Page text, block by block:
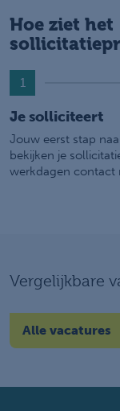
Hoe ziet het
1
Je solliciteert
Jouw eerst stap
bekijken je
werkdagen contact
Vergelijkbare
Alle vacatures